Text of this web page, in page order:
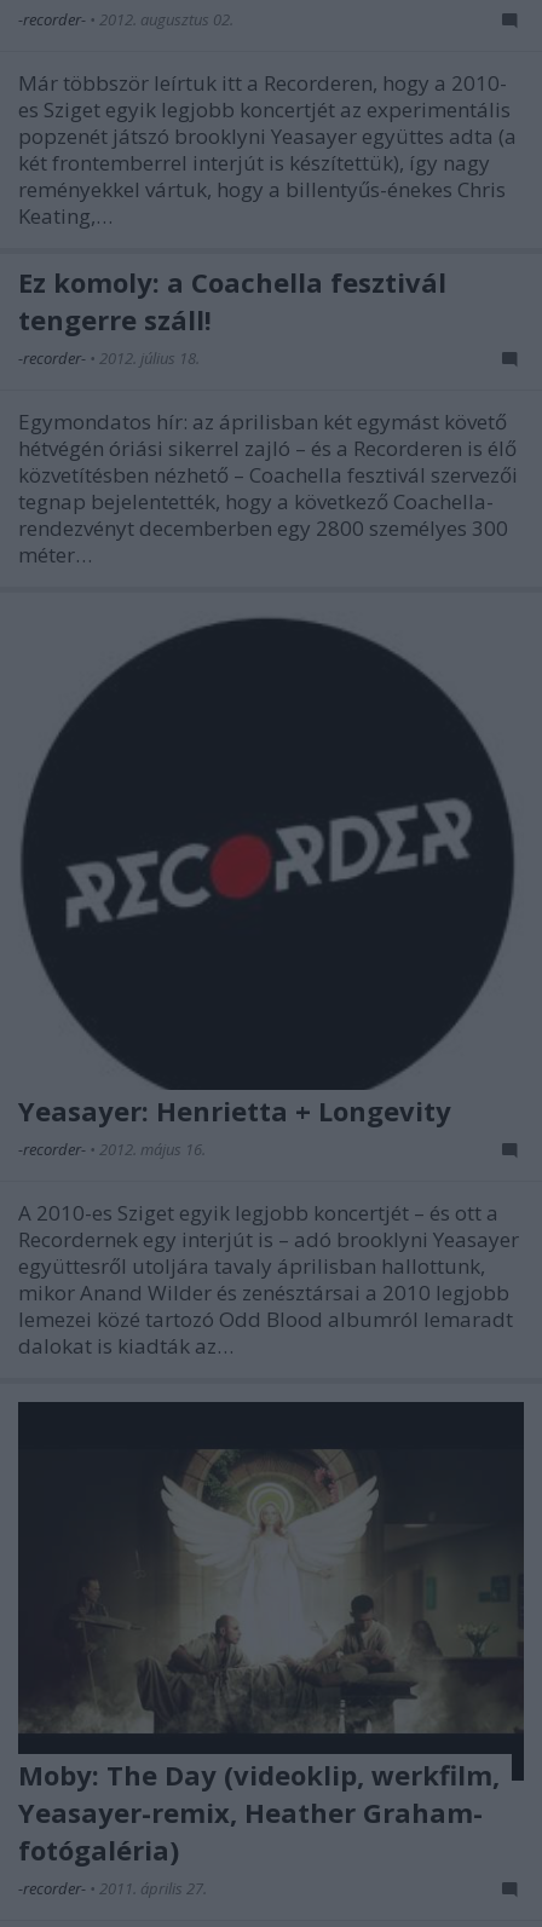
-recorder- • 2012. augusztus 02.
Már többször leírtuk itt a Recorderen, hogy a 2010-
es Sziget egyik legjobb koncertjét az experimentális
popzenét játszó brooklyni Yeasayer együttes adta (a
két frontemberrel interjút is készítettük), így nagy
reményekkel vártuk, hogy a billentyűs-énekes Chris
Keating,…
Ez komoly: a Coachella fesztivál
tengerre száll!
-recorder- • 2012. július 18.
Egymondatos hír: az áprilisban két egymást követő
hétvégén óriási sikerrel zajló – és a Recorderen is élő
közvetítésben nézhető – Coachella fesztivál szervezői
tegnap bejelentették, hogy a következő Coachella-
rendezvényt decemberben egy 2800 személyes 300
méter…
Yeasayer: Henrietta + Longevity
-recorder- • 2012. május 16.
A 2010-es Sziget egyik legjobb koncertjét – és ott a
Recordernek egy interjút is – adó brooklyni Yeasayer
együttesről utoljára tavaly áprilisban hallottunk,
mikor Anand Wilder és zenésztársai a 2010 legjobb
lemezei közé tartozó Odd Blood albumról lemaradt
dalokat is kiadták az…
Moby: The Day (videoklip, werkfilm,
Yeasayer-remix, Heather Graham-
fotógaléria)
-recorder- • 2011. április 27.